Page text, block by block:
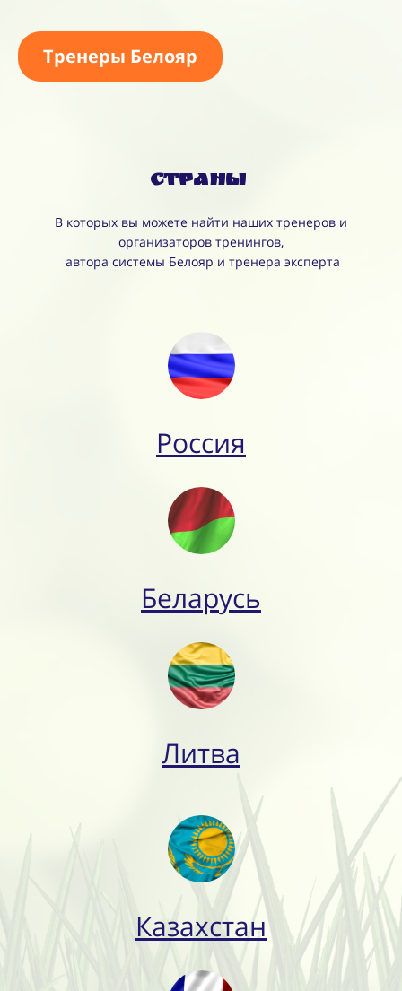
Тренеры Белояр
Страны
В которых вы можете найти наших тренеров и
организаторов тренингов,
автора системы Белояр и тренера эксперта
Россия
Беларусь
Литва
Казахстан